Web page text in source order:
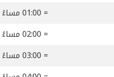
= 01:00 مساءً
= 02:00 مساءً
= 03:00 مساءً